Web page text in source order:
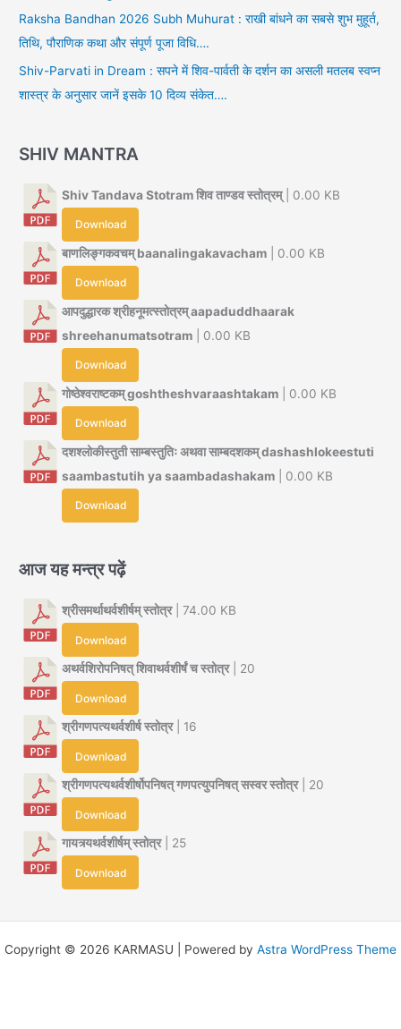
Raksha Bandhan 2026 Subh Muhurat : राखी बांधने का सबसे शुभ मुहूर्त,
तिथि, पौराणिक कथा और संपूर्ण पूजा विधि….
Shiv-Parvati in Dream : सपने में शिव-पार्वती के दर्शन का असली मतलब स्वप्न
शास्त्र के अनुसार जानें इसके 10 दिव्य संकेत….
SHIV MANTRA
Shiv Tandava Stotram शिव ताण्डव स्तोत्रम्| 0.00 KB
Download
बाणलिङ्गकवचम् baanalingakavacham | 0.00 KB
Download
आपदुद्धारक श्रीहनूमत्स्तोत्रम् aapaduddhaarak
shreehanumatsotram | 0.00 KB
Download
गोष्ठेश्वराष्टकम् goshtheshvaraashtakam | 0.00 KB
Download
दशश्लोकीस्तुती साम्बस्तुतिः अथवा साम्बदशकम् dashashlokeestuti
saambastutih ya saambadashakam | 0.00 KB
Download
आज यह मन्त्र पढ़ें
श्रीसमर्थाथर्वशीर्षम् स्तोत्र| 74.00 KB
Download
अथर्वशिरोपनिषत् शिवाथर्वशीर्षं च स्तोत्र| 20
Download
श्रीगणपत्यथर्वशीर्ष स्तोत्र| 16
Download
श्रीगणपत्यथर्वशीर्षोपनिषत् गणपत्युपनिषत् सस्वर स्तोत्र| 20
Download
गायत्र्यथर्वशीर्षम् स्तोत्र| 25
Download
Copyright © 2026 KARMASU | Powered by Astra WordPress Theme